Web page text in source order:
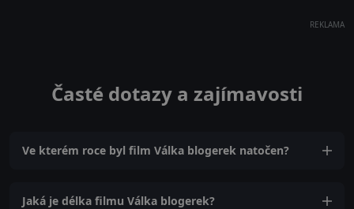
REKLAMA
Časté dotazy a zajímavosti
Ve kterém roce byl film Válka blogerek natočen?
Jaká je délka filmu Válka blogerek?